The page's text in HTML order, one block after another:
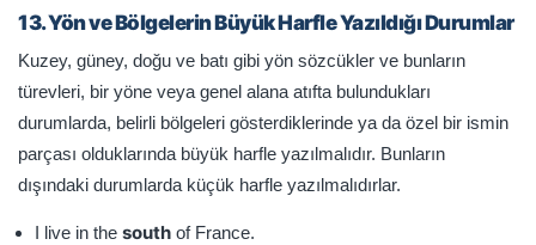
13. Yön ve Bölgelerin Büyük Harfle Yazıldığı Durumlar
Kuzey, güney, doğu ve batı gibi yön sözcükler ve bunların
türevleri, bir yöne veya genel alana atıfta bulundukları
durumlarda, belirli bölgeleri gösterdiklerinde ya da özel bir ismin
parçası olduklarında büyük harfle yazılmalıdır. Bunların
dışındaki durumlarda küçük harfle yazılmalıdırlar.
I live in the south of France.